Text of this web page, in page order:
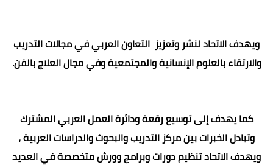
ويهدف الاتحاد لنشر وتعزيز التعاون العربي في مجالات التدريب
والارتقاء بالعلوم الإنسانية والمجتمعية وفي مجال العلاج بالفن.
كما يهدف إلى توسيع رقعة ودائرة العمل العربي المشترك
وتبادل الخبرات بين مركز التدريب والبحوث والدراسات العربية ،
ويهدف الاتحاد تنظيم دورات وبرامج وورش متخصصة في العديد